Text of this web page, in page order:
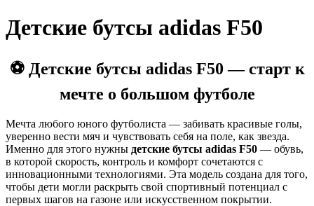
Детские бутсы adidas F50
⚽ Детские бутсы adidas F50 — старт к
мечте о большом футболе
Мечта любого юного футболиста — забивать красивые голы,
уверенно вести мяч и чувствовать себя на поле, как звезда.
Именно для этого нужны детские бутсы adidas F50 — обувь,
в которой скорость, контроль и комфорт сочетаются с
инновационными технологиями. Эта модель создана для того,
чтобы дети могли раскрыть свой спортивный потенциал с
первых шагов на газоне или искусственном покрытии.